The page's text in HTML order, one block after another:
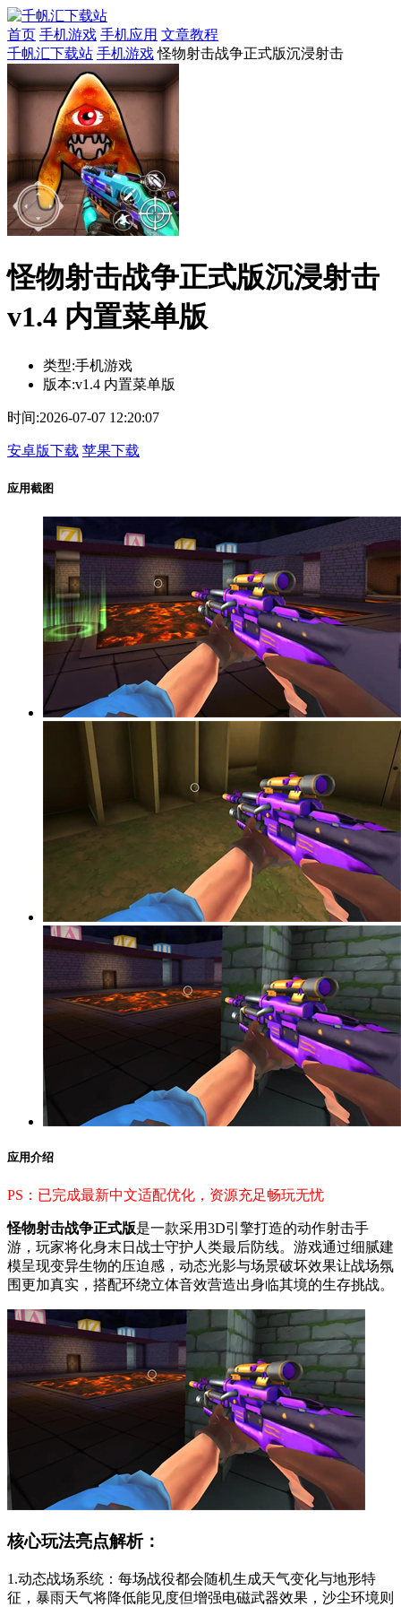
首页 手机游戏 手机应用 文章教程
千帆汇下载站 手机游戏怪物射击战争正式版沉浸射击
怪物射击战争正式版沉浸射击
v1.4 内置菜单版
类型:手机游戏
版本:v1.4 内置菜单版
时间:2026-07-07 12:20:07
安卓版下载 苹果下载
应用截图
应用介绍
PS：已完成最新中文适配优化，资源充足畅玩无忧
怪物射击战争正式版是一款采用3D引擎打造的动作射击手
游，玩家将化身末日战士守护人类最后防线。游戏通过细腻建
模呈现变异生物的压迫感，动态光影与场景破坏效果让战场氛
围更加真实，搭配环绕立体音效营造出身临其境的生存挑战。
核心玩法亮点解析：
1.动态战场系统：每场战役都会随机生成天气变化与地形特
征，暴雨天气将降低能见度但增强电磁武器效果，沙尘环境则